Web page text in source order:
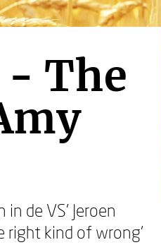
- The
de VS’ Jeroen
right kind of wrong’